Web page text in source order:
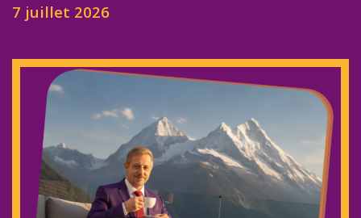
7 juillet 2026